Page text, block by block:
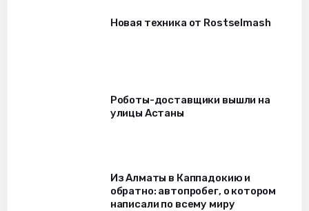
Новая техника от Rostselmash
Роботы-доставщики вышли на
улицы Астаны
Из Алматы в Каппадокию и
обратно: автопробег, о котором
написали по всему миру